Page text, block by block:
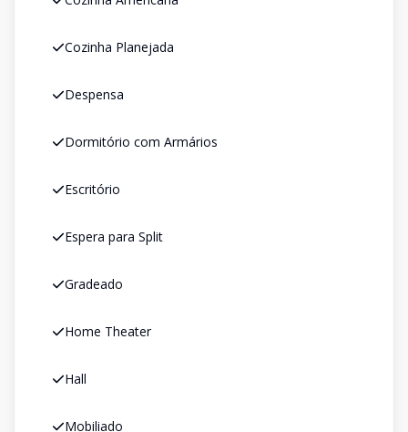
Cozinha Planejada
Despensa
Dormitório com Armários
Escritório
Espera para Split
Gradeado
Home Theater
Hall
Mobiliado